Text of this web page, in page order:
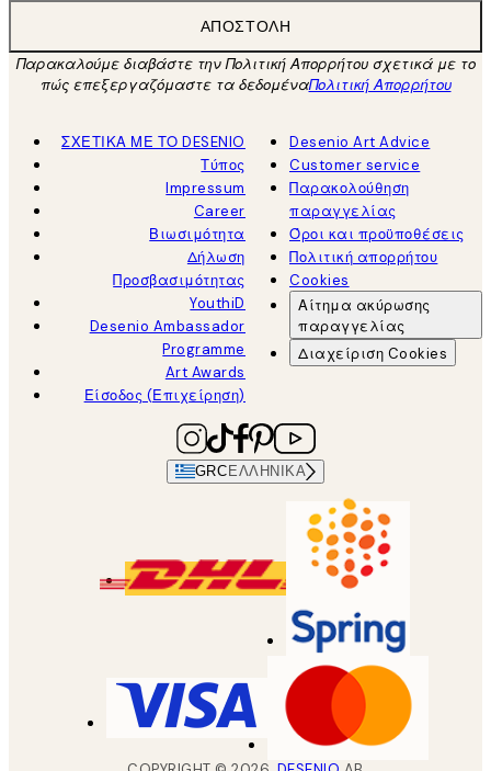
ΑΠΟΣΤΟΛΉ
Παρακαλούμε διαβάστε την Πολιτική Απορρήτου σχετικά με το
πώς επεξεργαζόμαστε τα δεδομέναΠολιτική Απορρήτου
ΣΧΕΤΙΚΑ ΜΕ ΤΟ DESENIO
Τύπος
Impressum
Career
Βιωσιμότητα
Δήλωση
Προσβασιμότητας
YouthiD
Desenio Ambassador
Programme
Art Awards
Είσοδος (Επιχείρηση)
Desenio Art Advice
Customer service
Παρακολούθηση
παραγγελίας
Όροι και προϋποθέσεις
Πολιτική απορρήτου
Cookies
Αίτημα ακύρωσης
παραγγελίας
Διαχείριση Cookies
GRC ΕΛΛΗΝΙΚΆ